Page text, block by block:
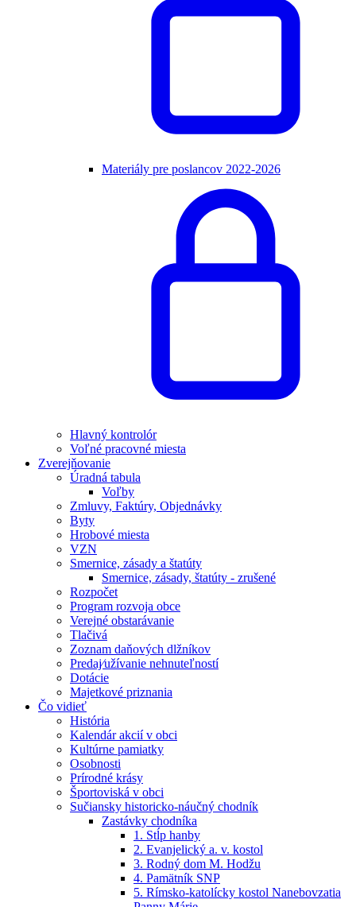
Materiály pre poslancov 2022-2026
Hlavný kontrolór
Voľné pracovné miesta
Zverejňovanie
Úradná tabula
Voľby
Zmluvy, Faktúry, Objednávky
Byty
Hrobové miesta
VZN
Smernice, zásady a štatúty
Smernice, zásady, štatúty - zrušené
Rozpočet
Program rozvoja obce
Verejné obstarávanie
Tlačivá
Zoznam daňových dlžníkov
Predaj⁄užívanie nehnuteľností
Dotácie
Majetkové priznania
Čo vidieť
História
Kalendár akcií v obci
Kultúrne pamiatky
Osobnosti
Prírodné krásy
Športoviská v obci
Sučiansky historicko-náučný chodník
Zastávky chodníka
1. Stĺp hanby
2. Evanjelický a. v. kostol
3. Rodný dom M. Hodžu
4. Pamätník SNP
5. Rímsko-katolícky kostol Nanebovzatia